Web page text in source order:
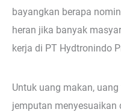
bayangkan berapa
heran jika banyak
kerja di PT Hydtronindo
Untuk uang makan,
jemputan menyesuaikan